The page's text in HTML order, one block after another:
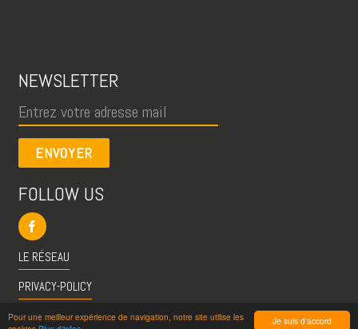
Je suis d'accord
Pour une meilleur expérience de navigation, notre site utilise les
NEWSLETTER
ENVOYER
FOLLOW US
LE RÉSEAU
PRIVACY-POLICY
CGU